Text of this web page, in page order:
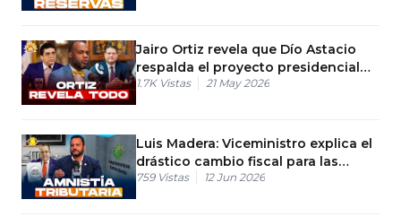
Jairo Ortiz revela que Dío Astacio
respalda el proyecto presidencial
de Yayo Sanz Lovatón.
1.7K Vistas 21 May 2026
Luis Madera: Viceministro explica el
drástico cambio fiscal para las
empresas
759 Vistas 12 Jun 2026